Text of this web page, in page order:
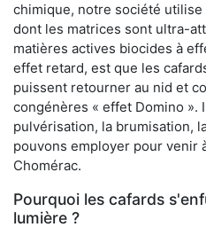
chimique, notre société
dont les matrices sont ultra-
matières actives biocides à
effet retard, est que les
puissent retourner au nid et
congénères « effet Domino ».
pulvérisation, la brumisation,
pouvons employer pour venir
Chomérac.
Pourquoi les cafards
lumière ?